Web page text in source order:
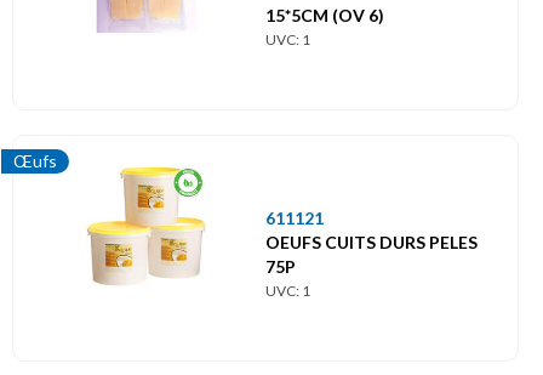
Fruits et légumes
15*5CM (OV 6)
UVC: 1
Œufs
611121
OEUFS CUITS DURS PELES
75P
UVC: 1